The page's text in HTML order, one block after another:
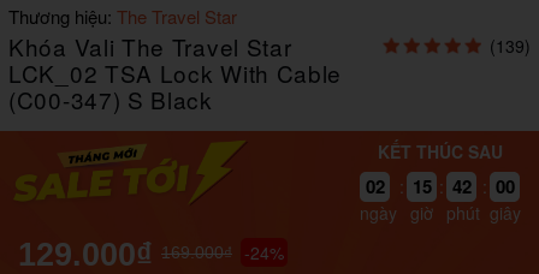
Item
1
of
3
Thương hiệu: The Travel Star
Khóa Vali The Travel Star
LCK_02 TSA Lock With Cable
(C00-347) S Black
(139)
KẾT THÚC SAU
02
ngày
: 15
giờ
:
42
41
phút
:
00
59
giây
129.000₫ 169.000₫ -24%